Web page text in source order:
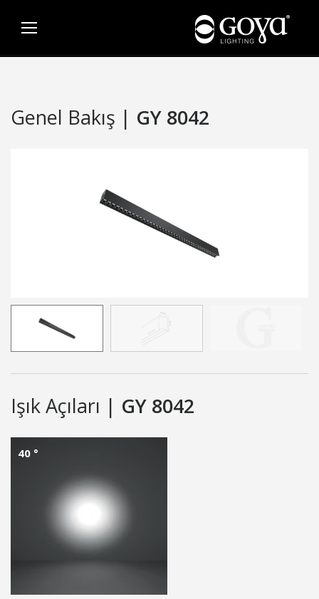
Genel Bakış | GY 8042
Işık Açıları | GY 8042
40 °